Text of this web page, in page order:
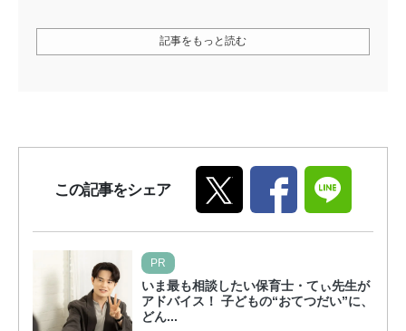
記事をもっと読む
この記事をシェア
PR
いま最も相談したい保育士・てぃ先生が
アドバイス！ 子どもの“おてつだい”に、
どん...